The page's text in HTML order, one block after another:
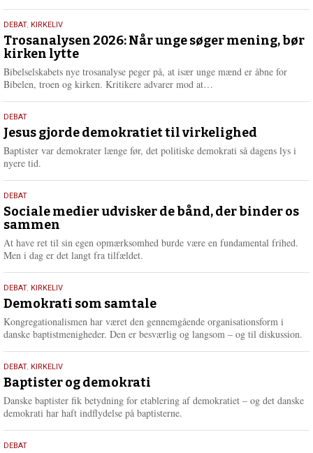
e
2.
juni
2026
DEBAT, KIRKELIV
Trosanalysen 2026: Når unge søger mening, bør
kirken lytte
Bibelselskabets nye trosanalyse peger på, at især unge mænd er åbne for
Bibelen, troen og kirken. Kritikere advarer mod at…
e
r
18.
maj
2026
DEBAT
Jesus gjorde demokratiet til virkelighed
Baptister var demokrater længe før, det politiske demokrati så dagens lys i
nyere tid.
18.
maj
2026
DEBAT
Sociale medier udvisker de bånd, der binder os
sammen
At have ret til sin egen opmærksomhed burde være en fundamental frihed.
Men i dag er det langt fra tilfældet.
18.
maj
2026
DEBAT, KIRKELIV
Demokrati som samtale
Kongregationalismen har været den gennemgående organisationsform i
danske baptistmenigheder. Den er besværlig og langsom – og til diskussion.
18.
maj
2026
DEBAT, KIRKELIV
Baptister og demokrati
Danske baptister fik betydning for etablering af demokratiet – og det danske
demokrati har haft indflydelse på baptisterne.
18.
DEBAT